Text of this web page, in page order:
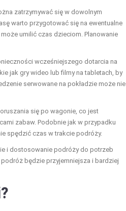
zatrzymywać się w dowolnym
warto przygotować się na ewentualne
umilić czas dzieciom. Planowanie
wcześniejszego dotarcia na
jak gry wideo lub filmy na tabletach, by
serwowane na pokładzie może nie
się po wagonie, co jest
zabaw. Podobnie jak w przypadku
spędzić czas w trakcie podróży.
i dostosowanie podróży do potrzeb
będzie przyjemniejsza i bardziej